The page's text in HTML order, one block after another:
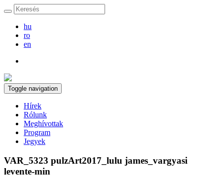
hu
ro
en
Toggle navigation
Hírek
Rólunk
Meghívottak
Program
Jegyek
VAR_5323 pulzArt2017_lulu james_vargyasi
levente-min